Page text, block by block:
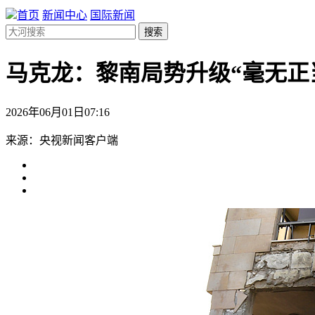
首页 新闻中心 国际新闻
搜索
马克龙：黎南局势升级“毫无
2026年06月01日07:16
来源：央视新闻客户端